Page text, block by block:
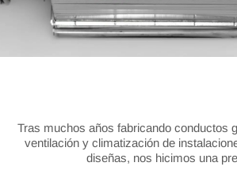
Tras muchos años fabricando conductos
ventilación y climatización de
diseñas, nos hicimos una